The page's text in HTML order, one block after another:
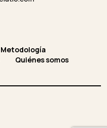
Metodología
Quiénes somos